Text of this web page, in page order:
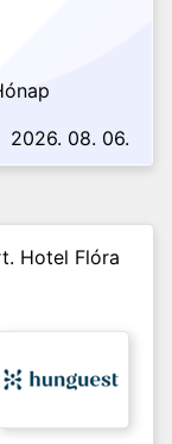
2026. 08. 06.
Hotel Flóra